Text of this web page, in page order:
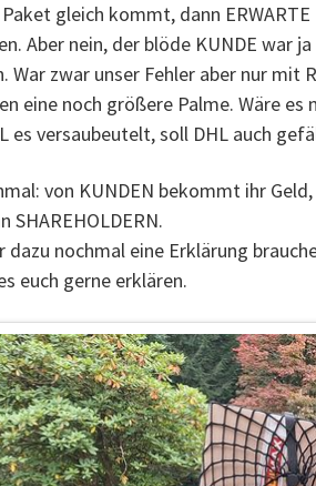
gleich kommt, dann
Aber nein, der blöde KUNDE war
War zwar unser Fehler aber nur mit
eine noch größere Palme. Wäre
es versaubeutelt, soll DHL auch
von KUNDEN bekommt ihr
SHAREHOLDERN.
dazu nochmal eine Erklärung
euch gerne erklären.